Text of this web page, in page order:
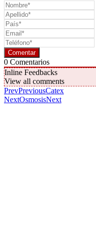
0 Comentarios
Inline Feedbacks
View all comments
PrevPreviousCatex
NextOsmosisNext